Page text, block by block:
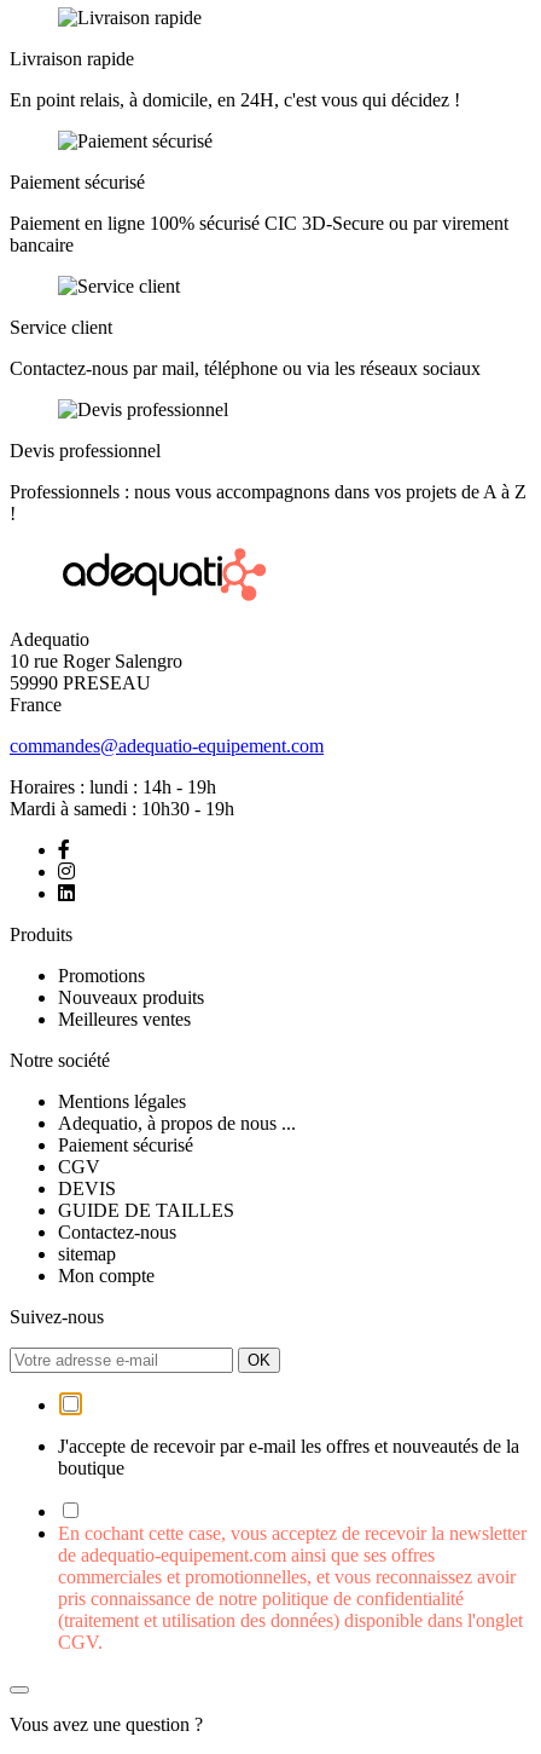
Livraison rapide
En point relais, à domicile, en 24H, c'est vous qui décidez !
Paiement sécurisé
Paiement en ligne 100% sécurisé CIC 3D-Secure ou par virement
bancaire
Service client
Contactez-nous par mail, téléphone ou via les réseaux sociaux
Devis professionnel
Professionnels : nous vous accompagnons dans vos projets de A à Z
!
Adequatio
10 rue Roger Salengro
59990 PRESEAU
France
commandes@adequatio-equipement.com
Horaires : lundi : 14h - 19h
Mardi à samedi : 10h30 - 19h
Produits
Promotions
Nouveaux produits
Meilleures ventes
Notre société
Mentions légales
Adequatio, à propos de nous ...
Paiement sécurisé
CGV
DEVIS
GUIDE DE TAILLES
Contactez-nous
sitemap
Mon compte
Suivez-nous
J'accepte de recevoir par e-mail les offres et nouveautés de la
boutique
En cochant cette case, vous acceptez de recevoir la newsletter
de adequatio-equipement.com ainsi que ses offres
commerciales et promotionnelles, et vous reconnaissez avoir
pris connaissance de notre politique de confidentialité
(traitement et utilisation des données) disponible dans l'onglet
CGV.
Vous avez une question ?